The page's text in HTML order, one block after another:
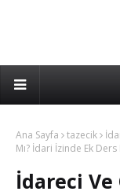
Ana Sayfa tazecik
Mı? İdari İzinde Ek
İdareci